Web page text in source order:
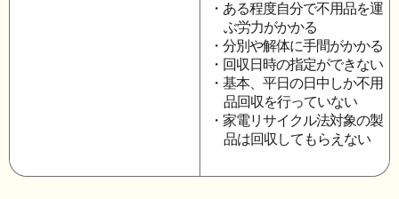
・ある程度自分で不用品を運
ぶ労力がかかる
・分別や解体に手間がかかる
・回収日時の指定ができない
・基本、平日の日中しか不用
品回収を行っていない
・家電リサイクル法対象の製
品は回収してもらえない